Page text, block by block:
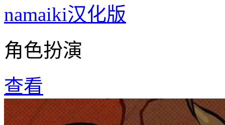
namaiki汉化版
角色扮演
查看